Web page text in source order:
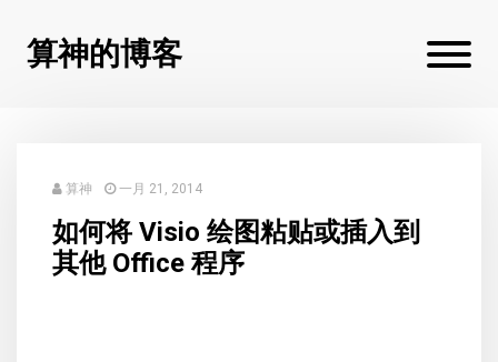
算神的博客
算神 一月 21, 2014
如何将 Visio 绘图粘贴或插入到
其他 Office 程序